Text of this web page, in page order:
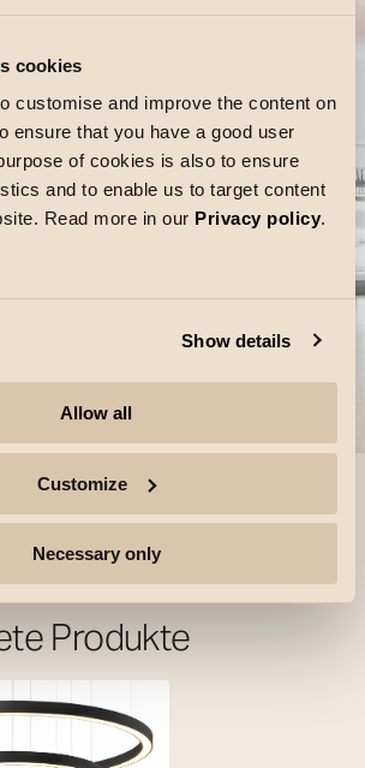
cookies
customise and improve the content on
ensure that you have a good user
of cookies is also to ensure
and to enable us to target content
Read more in our Privacy policy.
Show details
Allow all
Customize
Necessary only
Produkte